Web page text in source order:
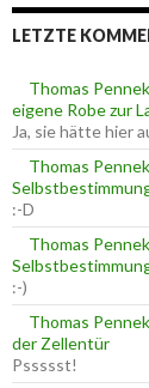
n
e
n
c
h
:
LETZTE
Thomas
eigene Robe zur
Ja, sie hätte hier
Thomas
:-D
Thomas
:-)
Thomas
der Zellentür
Pssssst!